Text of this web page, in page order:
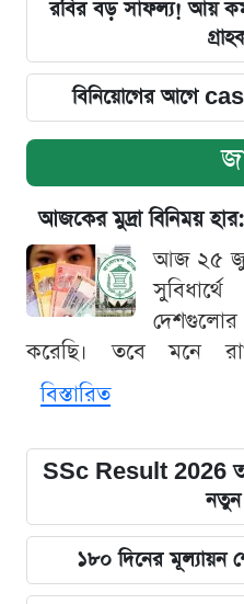
রবির বড় সাফল্য! আয়
বিনিয়োগের আগে
আজকের মুদ্রা বিনিময়
আজ ২৫
করেছি। তবে মনে
বিস্তারিত
SSc Result 2026
নতুন
১৮০ দিনের মূল্যায়ন